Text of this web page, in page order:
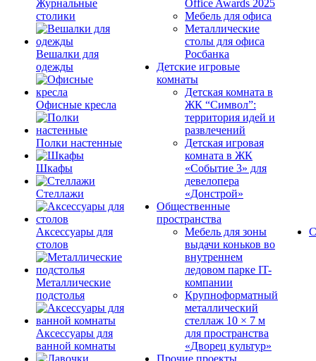
Журнальные
столики
Вешалки для
одежды
Офисные кресла
Полки настенные
Шкафы
Стеллажи
Аксессуары для
столов
Металлические
подстолья
Аксессуары для
ванной комнаты
Office Awards 2025
Мебель для офиса
Металлические
столы для офиса
Росбанка
Детские игровые
комнаты
Детская комната в
ЖК “Символ”:
территория идей и
развлечений
Детская игровая
комната в ЖК
«Событие 3» для
девелопера
«Донстрой»
Общественные
пространства
Мебель для зоны
выдачи коньков во
внутреннем
ледовом парке IT-
компании
Крупноформатный
металлический
стеллаж 10 × 7 м
для пространства
«Дворец культур»
Прочие проекты